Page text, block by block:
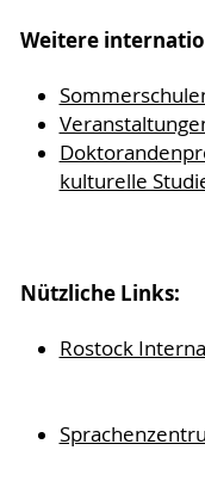
Weitere
kulturelle
Nützliche Links:
Rostock